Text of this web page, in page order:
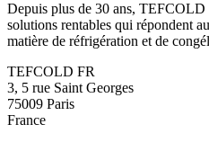
Depuis plus de 30 ans, TEFCOLD
solutions rentables qui répondent
matière de réfrigération et de
TEFCOLD FR
3, 5 rue Saint Georges
75009 Paris
France